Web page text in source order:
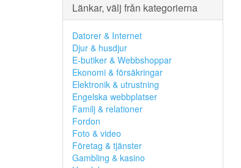
Länkar, välj från kategorierna
Datorer & Internet
Djur & husdjur
E-butiker & Webbshoppar
Ekonomi & försäkringar
Elektronik & utrustning
Engelska webbplatser
Familj & relationer
Fordon
Foto & video
Företag & tjänster
Gambling & kasino